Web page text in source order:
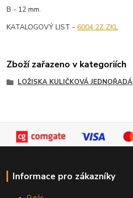
B - 12 mm.
KATALOGOVÝ LIST -6004 2Z ZKL
Zboží zařazeno v kategoriích
LOŽISKA KULIČKOVÁ JEDNOŘADÁ
Informace pro zákazníky